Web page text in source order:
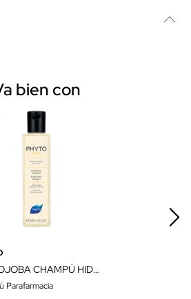
bien con
PHYTOJOBA CHAMPÚ HIDRATACIÓN 250ML
Parafarmacia